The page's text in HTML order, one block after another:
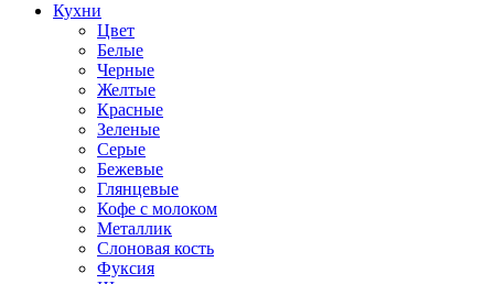
Кухни
Цвет
Белые
Черные
Желтые
Красные
Зеленые
Серые
Бежевые
Глянцевые
Кофе с молоком
Металлик
Слоновая кость
Фуксия